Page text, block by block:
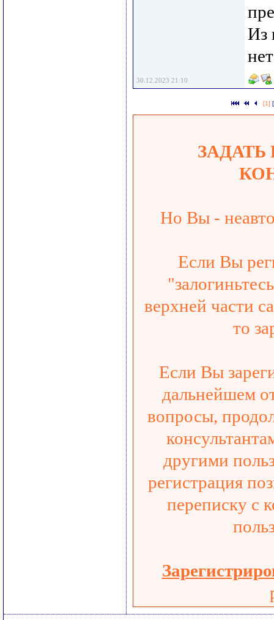
Из
нет
30.12.2023 21:10
[1]
Но Вы -
Если Вы
верхней части
то
Если Вы
дальнейшем
вопросы,
другими
регистрация
переписку с